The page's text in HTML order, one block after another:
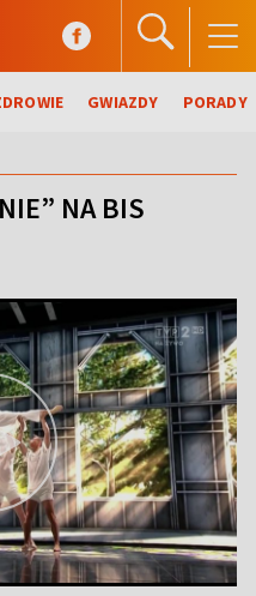
GWIAZDY PORADY
NA BIS